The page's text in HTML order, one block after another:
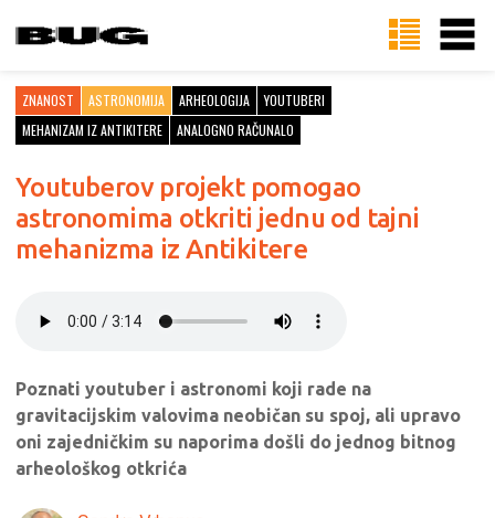
ZNANOST ASTRONOMIJA ARHEOLOGIJA
YOUTUBERI
MEHANIZAM IZ ANTIKITERE
ANALOGNO RAČUNALO
Youtuberov projekt pomogao
astronomima otkriti jednu od tajni
mehanizma iz Antikitere
Poznati youtuber i astronomi koji rade na
gravitacijskim valovima neobičan su spoj, ali upravo
oni zajedničkim su naporima došli do jednog bitnog
arheološkog otkrića